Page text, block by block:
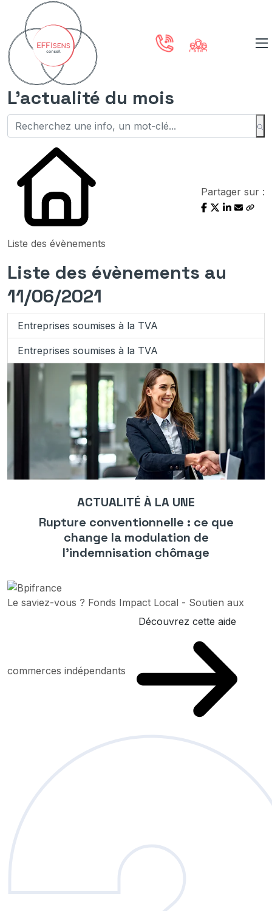
L'actualité du mois
Liste des évènements
Partager sur :
Liste des évènements au
11/06/2021
Entreprises soumises à la TVA
Entreprises soumises à la TVA
ACTUALITÉ À LA UNE
Rupture conventionnelle : ce que
change la modulation de
l’indemnisation chômage
Le saviez-vous ? Fonds Impact Local - Soutien aux
commerces indépendants
Découvrez cette aide